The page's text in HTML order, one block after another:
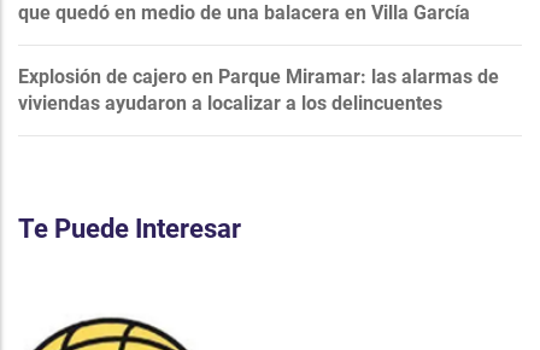
que quedó en medio de una balacera en Villa García
Explosión de cajero en Parque Miramar: las alarmas de
viviendas ayudaron a localizar a los delincuentes
Te Puede Interesar